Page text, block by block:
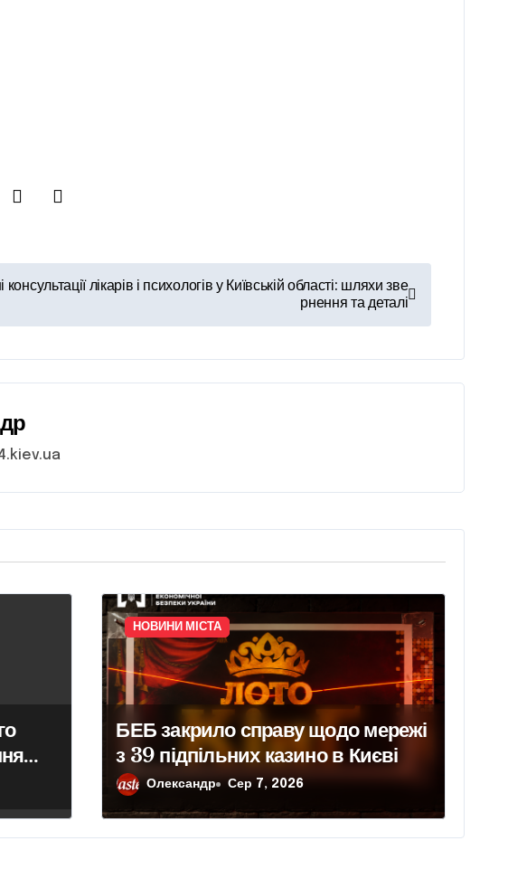
лікарів і психологів у Київській області: шляхи зве
рнення та деталі
НОВИНИ МІСТА
БЕБ закрило справу щодо мережі
з 39 підпільних казино в Києві
Олександр Сер 7, 2026